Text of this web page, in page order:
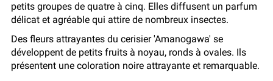
petits groupes de quatre à cinq. Elles diffusent un parfum
délicat et agréable qui attire de nombreux insectes.
Des fleurs attrayantes du cerisier 'Amanogawa' se
développent de petits fruits à noyau, ronds à ovales. Ils
présentent une coloration noire attrayante et remarquable.